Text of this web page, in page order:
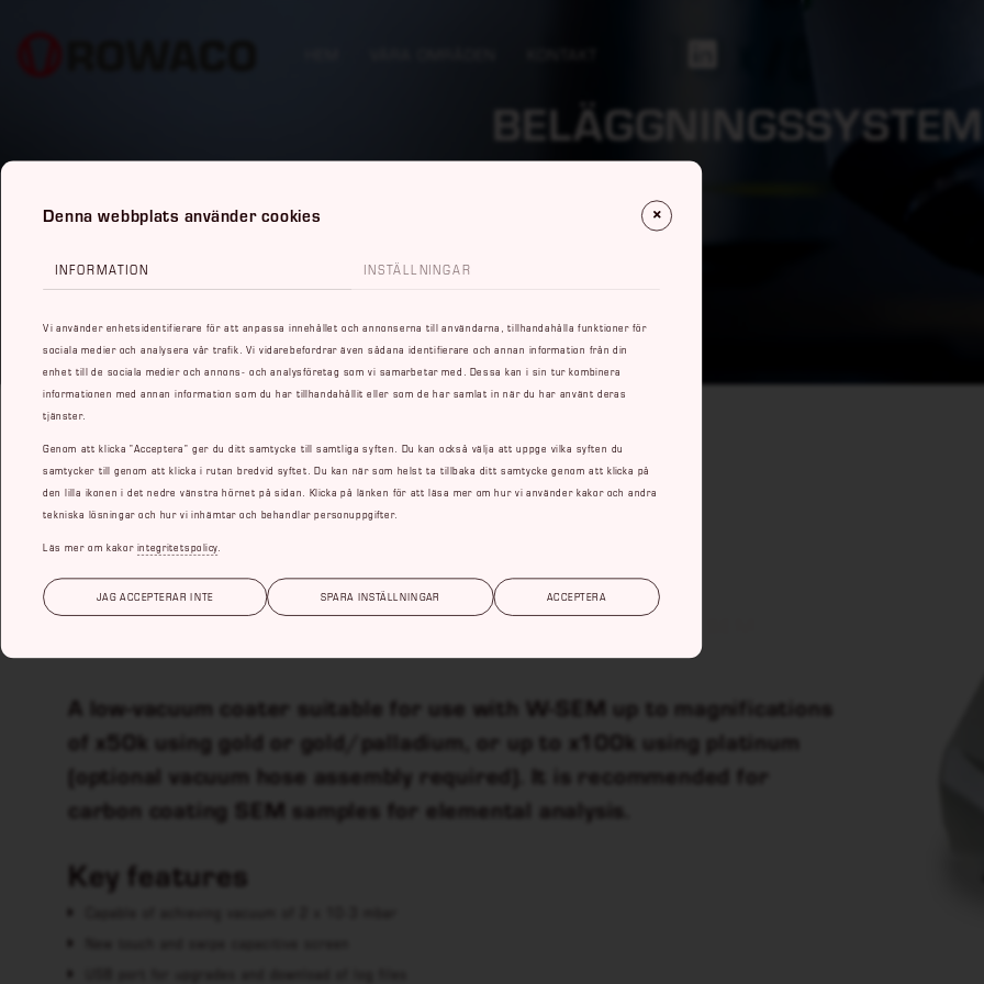
BELÄGGNINGSSYSTEM
Q150R PLUS
Versatile rotary pumped carbon and/or sputter coater for SEM
A low-vacuum coater suitable for use with W-SEM up to magnifications
of x50k using gold or gold/palladium, or up to x100k using platinum
(optional vacuum hose assembly required). It is recommended for
carbon coating SEM samples for elemental analysis.
Key features
Denna webbplats använder cookies
INFORMATION INSTÄLLNINGAR
Vi använder enhetsidentifierare för att anpassa innehållet och annonserna till användarna, tillhandahålla funktioner för
sociala medier och analysera vår trafik. Vi vidarebefordrar även sådana identifierare och annan information från din
enhet till de sociala medier och annons- och analysföretag som vi samarbetar med. Dessa kan i sin tur kombinera
informationen med annan information som du har tillhandahållit eller som de har samlat in när du har använt deras
tjänster.
Genom att klicka ”Acceptera” ger du ditt samtycke till samtliga syften. Du kan också välja att uppge vilka syften du
samtycker till genom att klicka i rutan bredvid syftet. Du kan när som helst ta tillbaka ditt samtycke genom att klicka på
den lilla ikonen i det nedre vänstra hörnet på sidan. Klicka på länken för att läsa mer om hur vi använder kakor och andra
tekniska lösningar och hur vi inhämtar och behandlar personuppgifter.
Läs mer om kakor integritetspolicy
JAG ACCEPTERAR INTE SPARA INSTÄLLNINGAR ACCEPTERA